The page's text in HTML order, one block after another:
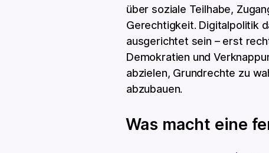
über soziale Teilhabe,
Gerechtigkeit. Digitalpolitik
ausgerichtet sein – erst
Demokratien und
abzielen, Grundrechte zu
abzubauen.
Was macht eine